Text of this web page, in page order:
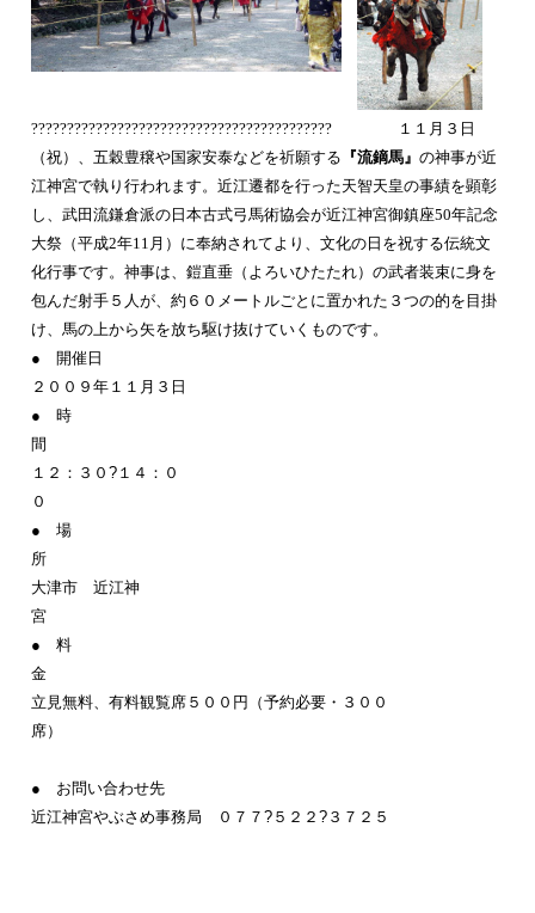
?????????????????????????????????????????? １１月３日
（祝）、五穀豊穣や国家安泰などを祈願する 『流鏑馬』 の神事が近
江神宮で執り行われます。近江遷都を行った天智天皇の事績を顕彰
し、武田流鎌倉派の日本古式弓馬術協会が近江神宮御鎮座50年記念
大祭（平成2年11月）に奉納されてより、文化の日を祝する伝統文
化行事です。神事は、鎧直垂（よろいひたたれ）の武者装束に身を
包んだ射手５人が、約６０メートルごとに置かれた３つの的を目掛
け、馬の上から矢を放ち駆け抜けていくものです。
● 開催日
２００９年１１月３日
● 時
１２：３０?１４：０
● 場
大津市 近江神
宮
● 料
立見無料、有料観覧席５００円（予約必要・３００
席
● お問い合わせ先
近江神宮やぶさめ事務局 ０７７?５２２?３７２５